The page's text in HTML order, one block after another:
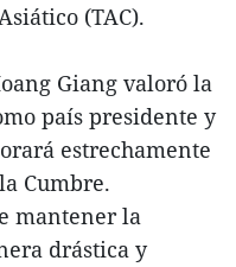
(TAC).
Giang valoró la
país presidente y
estrechamente
Cumbre.
mantener la
drástica y